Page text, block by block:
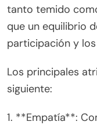
tanto temido
que un equilibrio
participación y
Los principales
siguiente:
1. **Empatía**: